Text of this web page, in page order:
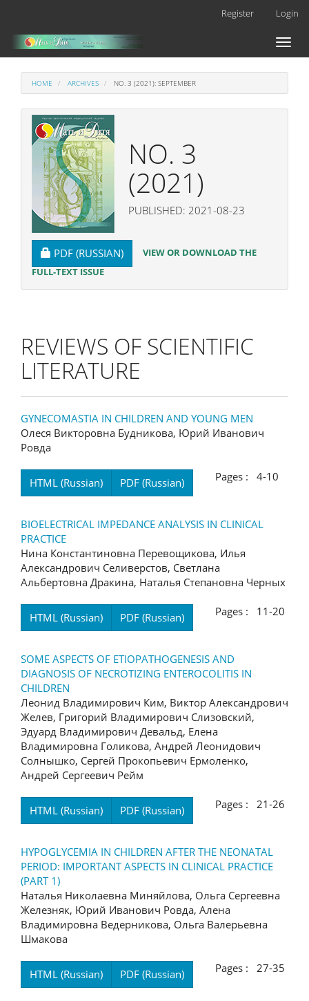
Main
Content
Register Login
Toggle
HOME ARCHIVES NO. 3 (2021): SEPTEMBER
NO. 3
(2021)
PUBLISHED: 2021-08-23
REQUIRES SUBSCRIPTION
PDF (RUSSIAN)
VIEW OR DOWNLOAD THE
FULL-TEXT ISSUE
REVIEWS OF SCIENTIFIC
LITERATURE
GYNECOMASTIA IN CHILDREN AND YOUNG MEN
Олеся Викторовна Будникова, Юрий Иванович
Ровда
HTML (Russian) PDF (Russian) Pages : 4-10
BIOELECTRICAL IMPEDANCE ANALYSIS IN CLINICAL
PRACTICE
Нина Константиновна Перевощикова, Илья
Александрович Селиверстов, Светлана
Альбертовна Дракина, Наталья Степановна Черных
HTML (Russian) PDF (Russian) Pages : 11-20
SOME ASPECTS OF ETIOPATHOGENESIS AND
DIAGNOSIS OF NECROTIZING ENTEROCOLITIS IN
CHILDREN
Леонид Владимирович Ким, Виктор Александрович
Желев, Григорий Владимирович Слизовский,
Эдуард Владимирович Девальд, Елена
Владимировна Голикова, Андрей Леонидович
Солнышко, Сергей Прокопьевич Ермоленко,
Андрей Сергеевич Рейм
HTML (Russian) PDF (Russian) Pages : 21-26
HYPOGLYCEMIA IN CHILDREN AFTER THE NEONATAL
PERIOD: IMPORTANT ASPECTS IN CLINICAL PRACTICE
(PART 1)
Наталья Николаевна Миняйлова, Ольга Сергеевна
Железняк, Юрий Иванович Ровда, Алена
Владимировна Ведерникова, Ольга Валерьевна
Шмакова
HTML (Russian) PDF (Russian) Pages : 27-35